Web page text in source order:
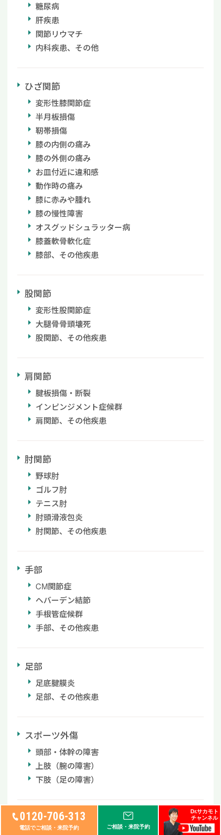
0120-706-313
電話でご相談・来院予約 ご相談・来院予約
Dr.サカモト
チャンネル
糖尿病
肝疾患
関節リウマチ
内科疾患、その他
ひざ関節
変形性膝関節症
半月板損傷
靭帯損傷
膝の内側の痛み
膝の外側の痛み
お皿付近に違和感
動作時の痛み
膝に赤みや腫れ
膝の慢性障害
オスグッドシュラッター病
膝蓋軟骨軟化症
膝部、その他疾患
股関節
変形性股関節症
大腿骨骨頭壊死
股関節、その他疾患
肩関節
腱板損傷・断裂
インピンジメント症候群
肩関節、その他疾患
肘関節
野球肘
ゴルフ肘
テニス肘
肘頭滑液包炎
肘関節、その他疾患
手部
CM関節症
ヘバーデン結節
手根管症候群
手部、その他疾患
足部
足底腱膜炎
足部、その他疾患
スポーツ外傷
頭部・体幹の障害
上肢（腕の障害）
下肢（足の障害）
その他、整形外科疾患